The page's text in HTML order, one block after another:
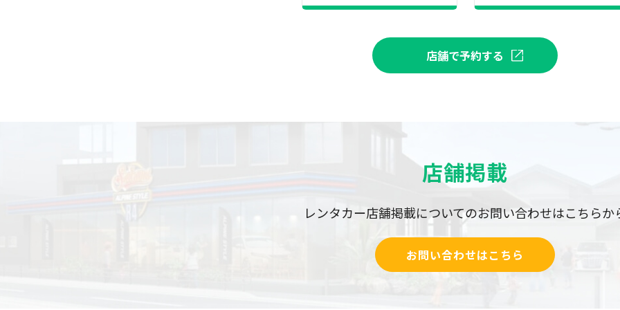
店舗で予約する
店舗掲載
レンタカー店舗掲載についてのお問い合わせはこちらか
お問い合わせはこちら